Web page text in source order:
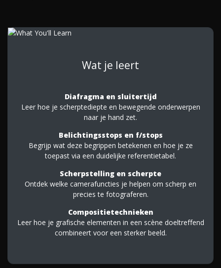
Wat je leert
Diafragma en sluitertijd
Leer hoe je scherptediepte en bewegende onderwerpen
naar je hand zet.
Belichtingsstops en f/stops
Begrijp wat deze begrippen betekenen en hoe je ze
toepast via een duidelijke referentietabel.
Scherpstelling en scherpte
Ontdek welke camerafuncties je helpen om scherp en
precies te fotograferen.
Compositietechnieken
Leer hoe je grafische elementen in een scène doeltreffend
combineert voor een sterker beeld.